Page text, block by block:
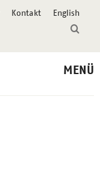
Kontakt English
MENÜ